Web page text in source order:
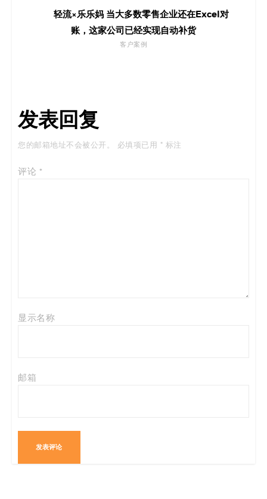
轻流×乐乐妈 当大多数零售企业还在Excel对
账，这家公司已经实现自动补货
客户案例
发表回复
您的邮箱地址不会被公开。 必填项已用 * 标注
评论 *
显示名称
邮箱